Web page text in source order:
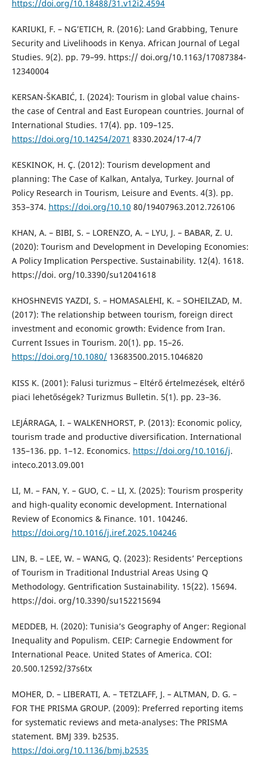
https://doi.org/10.18488/31.v12i2.4594
KARIUKI, F. – NG’ETICH, R. (2016): Land Grabbing, Tenure
Security and Livelihoods in Kenya. African Journal of Legal
Studies. 9(2). pp. 79–99. https:// doi.org/10.1163/17087384-
12340004
KERSAN-ŠKABIĆ, I. (2024): Tourism in global value chains-
the case of Central and East European countries. Journal of
International Studies. 17(4). pp. 109–125.
https://doi.org/10.14254/2071 8330.2024/17-4/7
KESKINOK, H. Ç. (2012): Tourism development and
planning: The Case of Kalkan, Antalya, Turkey. Journal of
Policy Research in Tourism, Leisure and Events. 4(3). pp.
353–374. https://doi.org/10.10 80/19407963.2012.726106
KHAN, A. – BIBI, S. – LORENZO, A. – LYU, J. – BABAR, Z. U.
(2020): Tourism and Development in Developing Economies:
A Policy Implication Perspective. Sustainability. 12(4). 1618.
https://doi. org/10.3390/su12041618
KHOSHNEVIS YAZDI, S. – HOMASALEHI, K. – SOHEILZAD, M.
(2017): The relationship between tourism, foreign direct
investment and economic growth: Evidence from Iran.
Current Issues in Tourism. 20(1). pp. 15–26.
https://doi.org/10.1080/13683500.2015.1046820
KISS K. (2001): Falusi turizmus – Eltérő értelmezések, eltérő
piaci lehetőségek? Turizmus Bulletin. 5(1). pp. 23–36.
LEJÁRRAGA, I. – WALKENHORST, P. (2013): Economic policy,
tourism trade and productive diversification. International
135–136. pp. 1–12. Economics. https://doi.org/10.1016/j.
inteco.2013.09.001
LI, M. – FAN, Y. – GUO, C. – LI, X. (2025): Tourism prosperity
and high-quality economic development. International
Review of Economics & Finance. 101. 104246.
https://doi.org/10.1016/j.iref.2025.104246
LIN, B. – LEE, W. – WANG, Q. (2023): Residents’ Perceptions
of Tourism in Traditional Industrial Areas Using Q
Methodology. Gentrification Sustainability. 15(22). 15694.
https://doi. org/10.3390/su152215694
MEDDEB, H. (2020): Tunisia’s Geography of Anger: Regional
Inequality and Populism. CEIP: Carnegie Endowment for
International Peace. United States of America. COI:
20.500.12592/37s6tx
MOHER, D. – LIBERATI, A. – TETZLAFF, J. – ALTMAN, D. G. –
FOR THE PRISMA GROUP. (2009): Preferred reporting items
for systematic reviews and meta-analyses: The PRISMA
statement. BMJ 339. b2535.
https://doi.org/10.1136/bmj.b2535